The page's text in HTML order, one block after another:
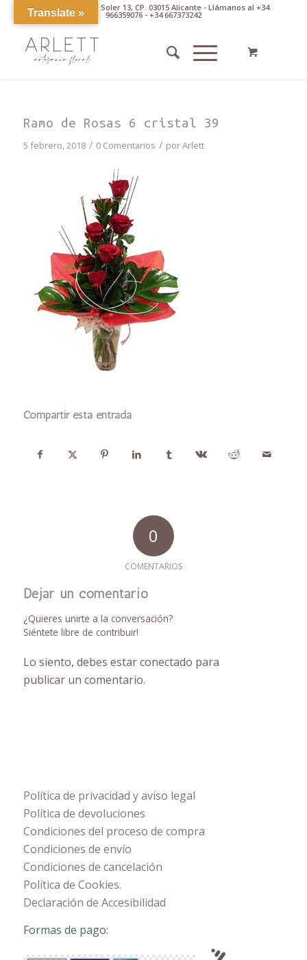
Av. Pintor Xavier Soler 13, CP. 03015 Alicante - Llámanos al +34
966359076 - +34 667373242
Ramo de Rosas 6 cristal 39
5 febrero, 2018 / 0 Comentarios / porArlett
Compartir esta entrada
0
COMENTARIOS
Dejar un comentario
¿Quieres unirte a la conversación?
Siéntete libre de contribuir!
Lo siento, debes estarconectado para
publicar un comentario.
Política de privacidad y aviso legal
Política de devoluciones
Condiciones del proceso de compra
Condiciones de envío
Condiciones de cancelación
Política de Cookies.
Declaración de Accesibilidad
Formas de pago:
Translate »